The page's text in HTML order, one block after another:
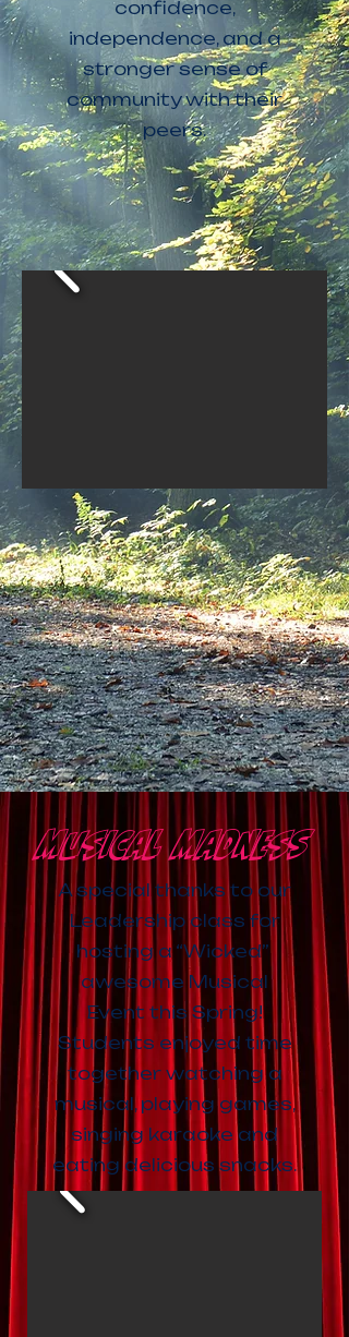
confidence,
independence, and a
stronger sense of
community with their
peers.
Musical Madness
A special thanks to our
Leadership class for
hosting a “Wicked”
awesome Musical
Event this Spring!
Students enjoyed time
together watching a
musical, playing games,
singing karaoke and
eating delicious snacks.